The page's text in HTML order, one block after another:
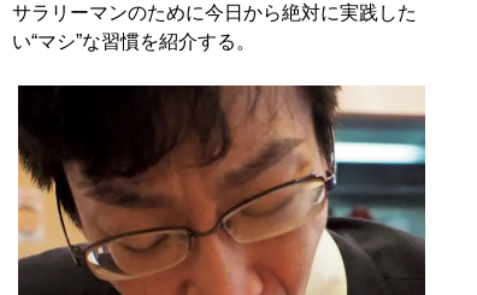
サラリーマンのために今日から絶対に実践した
い“マシ”な習慣を紹介する。